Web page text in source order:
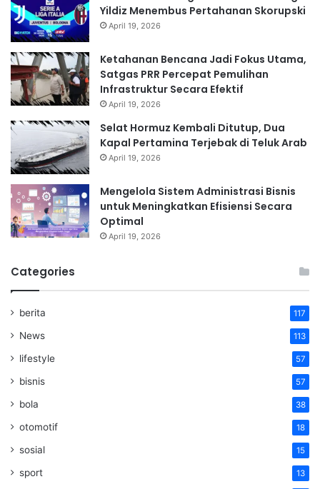
Yildiz Menembus Pertahanan Skorupski
April 19, 2026
Ketahanan Bencana Jadi Fokus Utama,
Satgas PRR Percepat Pemulihan
Infrastruktur Secara Efektif
April 19, 2026
Selat Hormuz Kembali Ditutup, Dua
Kapal Pertamina Terjebak di Teluk Arab
April 19, 2026
Mengelola Sistem Administrasi Bisnis
untuk Meningkatkan Efisiensi Secara
Optimal
April 19, 2026
Categories
berita 117
News 113
lifestyle 57
bisnis 57
bola 38
otomotif 18
sosial 15
sport 13